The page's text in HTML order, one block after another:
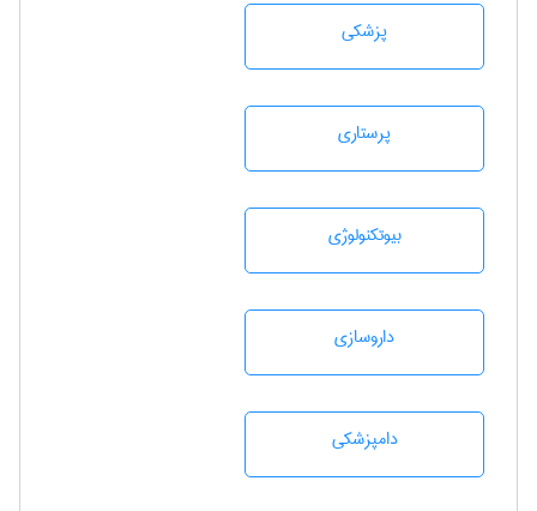
پزشكی
پرستاری
بيوتكنولوژی
داروسازی
دامپزشكی